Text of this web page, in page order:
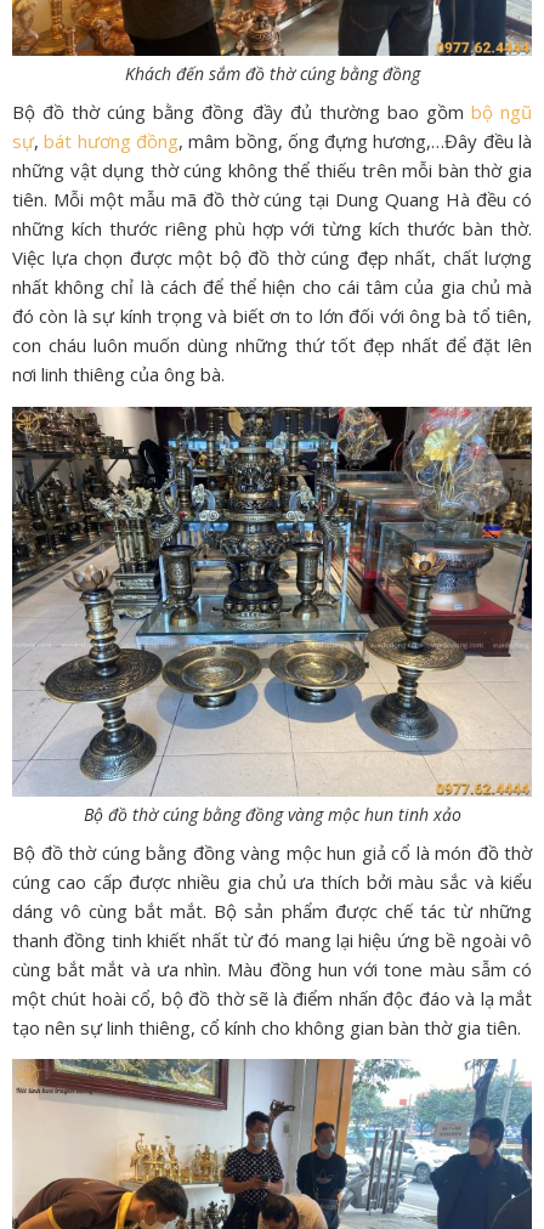
Khách đến sắm đồ thờ cúng bằng đồng
Bộ đồ thờ cúng bằng đồng đầy đủ thường bao gồm bộ ngũ
sự,bát hương đồng, mâm bồng, ống đựng hương,…Đây đều là
những vật dụng thờ cúng không thể thiếu trên mỗi bàn thờ gia
tiên. Mỗi một mẫu mã đồ thờ cúng tại Dung Quang Hà đều có
những kích thước riêng phù hợp với từng kích thước bàn thờ.
Việc lựa chọn được một bộ đồ thờ cúng đẹp nhất, chất lượng
nhất không chỉ là cách để thể hiện cho cái tâm của gia chủ mà
đó còn là sự kính trọng và biết ơn to lớn đối với ông bà tổ tiên,
con cháu luôn muốn dùng những thứ tốt đẹp nhất để đặt lên
nơi linh thiêng của ông bà.
Bộ đồ thờ cúng bằng đồng vàng mộc hun tinh xảo
Bộ đồ thờ cúng bằng đồng vàng mộc hun giả cổ là món đồ thờ
cúng cao cấp được nhiều gia chủ ưa thích bởi màu sắc và kiểu
dáng vô cùng bắt mắt. Bộ sản phẩm được chế tác từ những
thanh đồng tinh khiết nhất từ đó mang lại hiệu ứng bề ngoài vô
cùng bắt mắt và ưa nhìn. Màu đồng hun với tone màu sẫm có
một chút hoài cổ, bộ đồ thờ sẽ là điểm nhấn độc đáo và lạ mắt
tạo nên sự linh thiêng, cổ kính cho không gian bàn thờ gia tiên.